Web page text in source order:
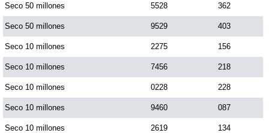
Fantástica Noche
Motilon Tarde
Motilon Noche
Paisita Día
Seco 50 millones 5528 362
Seco 50 millones 9529 403
Seco 10 millones 2275 156
Seco 10 millones 7456 218
Seco 10 millones 0228 228
Seco 10 millones 9460 087
Seco 10 millones 2619 134